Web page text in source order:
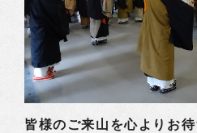
皆様のご来山を心よりお待